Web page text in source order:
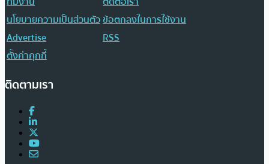
นโยบายความเป็นส่วนตัวข้อตกลงในการใช้งาน
Advertise
RSS
ตั้งค่าคุกกี้
ติดตามเรา